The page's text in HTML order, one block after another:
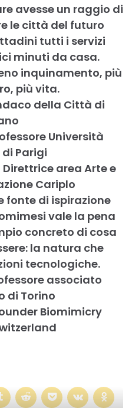
avesse un raggio di
le città del futuro
tutti i servizi
minuti da casa.
inquinamento, più
più vita.
della Città di
Università
Parigi
area Arte e
Cariplo
fonte di ispirazione
vale la pena
concreto di cosa
la natura che
tecnologiche.
associato
di Torino
Biomimicry